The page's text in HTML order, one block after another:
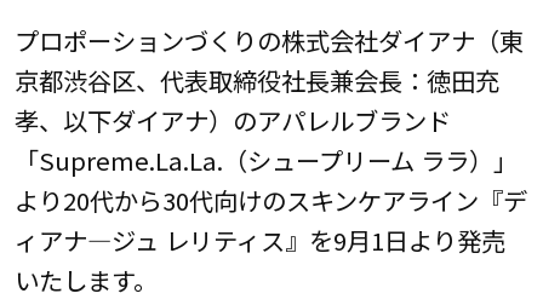
プロポーションづくりの株式会社ダイアナ（東
京都渋谷区、代表取締役社長兼会長：徳田充
孝、以下ダイアナ）のアパレルブランド
「Supreme.La.La.（シュープリーム ララ）」
より20代から30代向けのスキンケアライン『デ
ィアナ―ジュ レリティス』を9月1日より発売
いたします。